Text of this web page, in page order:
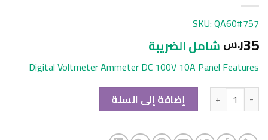
SKU: QA60#757
35ر.س شامل الضريبة
Digital Voltmeter Ammeter DC 100V 10A Panel Features
الكمية إضافة إلى السلة